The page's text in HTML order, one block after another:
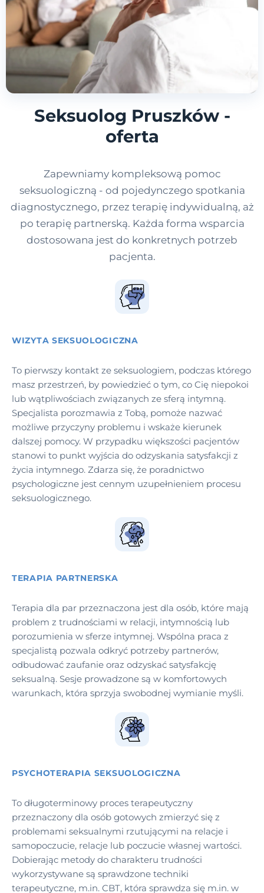
Seksuolog Pruszków -
oferta
Zapewniamy kompleksową pomoc
seksuologiczną - od pojedynczego spotkania
diagnostycznego, przez terapię indywidualną, aż
po terapię partnerską. Każda forma wsparcia
dostosowana jest do konkretnych potrzeb
pacjenta.
WIZYTA SEKSUOLOGICZNA
To pierwszy kontakt ze seksuologiem, podczas którego
masz przestrzeń, by powiedzieć o tym, co Cię niepokoi
lub wątpliwościach związanych ze sferą intymną.
Specjalista porozmawia z Tobą, pomoże nazwać
możliwe przyczyny problemu i wskaże kierunek
dalszej pomocy. W przypadku większości pacjentów
stanowi to punkt wyjścia do odzyskania satysfakcji z
życia intymnego. Zdarza się, że poradnictwo
psychologiczne jest cennym uzupełnieniem procesu
seksuologicznego.
TERAPIA PARTNERSKA
Terapia dla par przeznaczona jest dla osób, które mają
problem z trudnościami w relacji, intymnością lub
porozumienia w sferze intymnej. Wspólna praca z
specjalistą pozwala odkryć potrzeby partnerów,
odbudować zaufanie oraz odzyskać satysfakcję
seksualną. Sesje prowadzone są w komfortowych
warunkach, która sprzyja swobodnej wymianie myśli.
PSYCHOTERAPIA SEKSUOLOGICZNA
To długoterminowy proces terapeutyczny
przeznaczony dla osób gotowych zmierzyć się z
problemami seksualnymi rzutującymi na relacje i
samopoczucie, relacje lub poczucie własnej wartości.
Dobierając metody do charakteru trudności
wykorzystywane są sprawdzone techniki
terapeutyczne, m.in. CBT, która sprawdza się m.in. w